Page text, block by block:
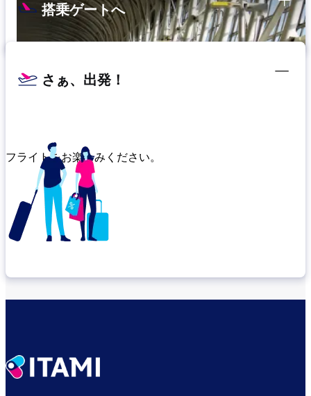
搭乗ゲートへ
さぁ、出発！
フライトをお楽しみください。